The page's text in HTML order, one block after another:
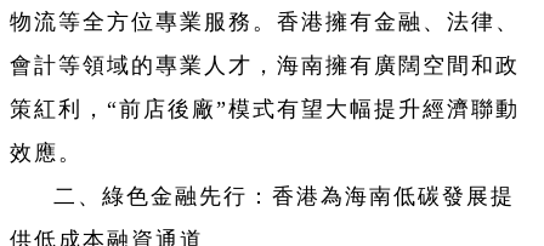
物流等全方位專業服務。香港擁有金融、法律、
會計等領域的專業人才，海南擁有廣闊空間和政
策紅利，“前店後廠”模式有望大幅提升經濟聯動
效應。
二、綠色金融先行：香港為海南低碳發展提
供低成本融資通道